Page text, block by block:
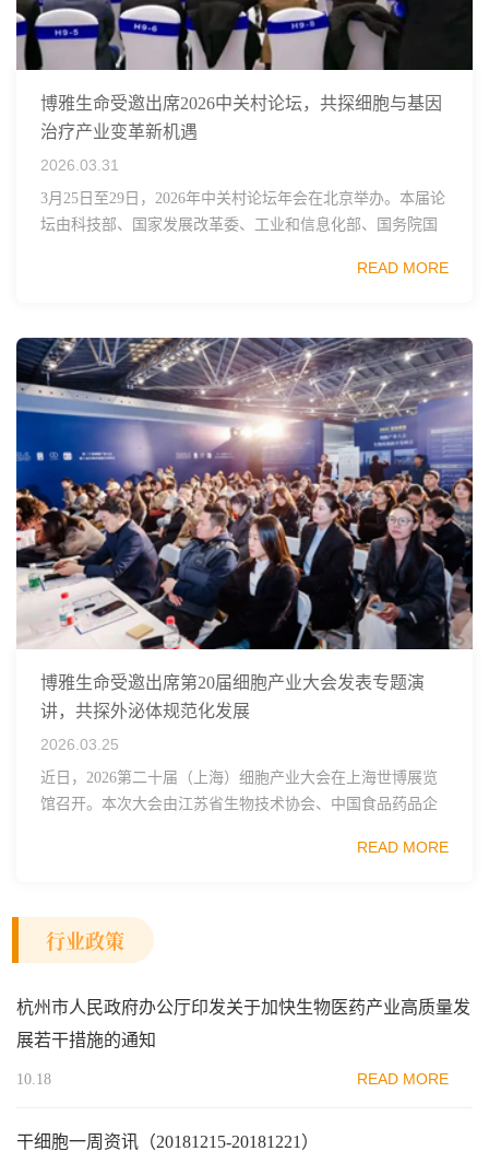
博雅生命受邀出席2026中关村论坛，共探细胞与基因
治疗产业变革新机遇
2026.03.31
3月25日至29日，2026年中关村论坛年会在北京举办。本届论
坛由科技部、国家发展改革委、工业和信息化部、国务院国
READ MORE
博雅生命受邀出席第20届细胞产业大会发表专题演
讲，共探外泌体规范化发展
2026.03.25
近日，2026第二十届（上海）细胞产业大会在上海世博展览
馆召开。本次大会由江苏省生物技术协会、中国食品药品企
范区生物医药行业协会、瑞士日内瓦长寿科学...
READ MORE
行业政策
杭州市人民政府办公厅印发关于加快生物医药产业高质量发
展若干措施的通知
10.18 READ MORE
干细胞一周资讯（20181215-20181221）